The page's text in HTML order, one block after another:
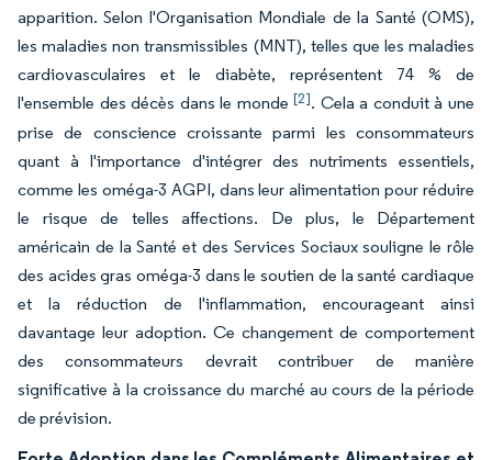
apparition. Selon l'Organisation Mondiale de la Santé (OMS),
les maladies non transmissibles (MNT), telles que les maladies
cardiovasculaires et le diabète, représentent 74 % de
l'ensemble des décès dans le monde[2]. Cela a conduit à une
prise de conscience croissante parmi les consommateurs
quant à l'importance d'intégrer des nutriments essentiels,
comme les oméga-3 AGPI, dans leur alimentation pour réduire
le risque de telles affections. De plus, le Département
américain de la Santé et des Services Sociaux souligne le rôle
des acides gras oméga-3 dans le soutien de la santé cardiaque
et la réduction de l'inflammation, encourageant ainsi
davantage leur adoption. Ce changement de comportement
des consommateurs devrait contribuer de manière
significative à la croissance du marché au cours de la période
de prévision.